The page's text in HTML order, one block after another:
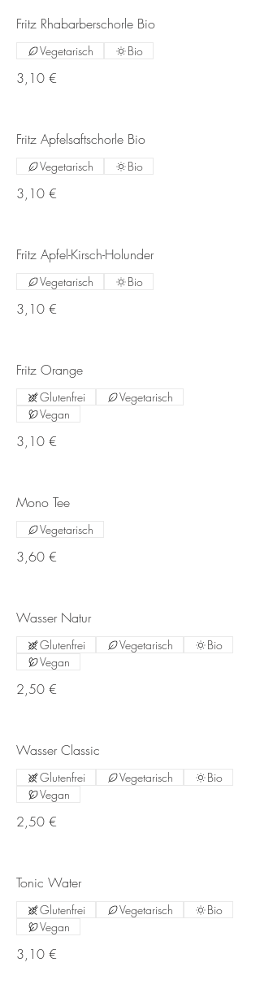
Fritz Rhabarberschorle Bio
3,10 €
Vegetarisch Bio
Fritz Apfelsaftschorle Bio
3,10 €
Vegetarisch Bio
Fritz Apfel-Kirsch-Holunder
3,10 €
Vegetarisch Bio
Fritz Orange
3,10 €
Glutenfrei
Vegetarisch
Vegan
Mono Tee
3,60 €
Vegetarisch
Wasser Natur
2,50 €
Glutenfrei Vegetarisch
Bio
Vegan
Wasser Classic
2,50 €
Glutenfrei Vegetarisch
Bio
Vegan
Tonic Water
3,10 €
Glutenfrei Vegetarisch
Bio
Vegan